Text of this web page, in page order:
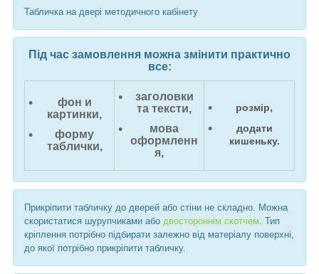
Табличка на двері методичного кабінету
Під час замовлення можна змінити практично
все:
фон и
картинки,
форму
таблички,
заголовки
та тексти,
мова
оформленн
я,
розмір,
додати
кишеньку.
Прикріпити табличку до дверей або стіни не складно. Можна
скористатися шурупчиками або двостороннім скотчем . Тип
кріплення потрібно підбирати залежно від матеріалу поверхні,
до якої потрібно прикріпити табличку.